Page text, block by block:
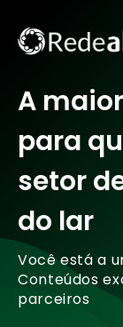
A
para
setor
do lar
Você está a
Conteúdos
parceiros